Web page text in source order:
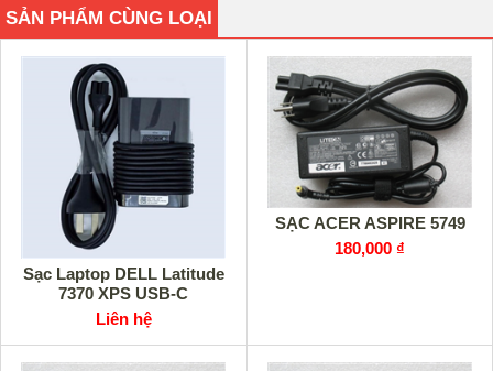
SẢN PHẨM CÙNG LOẠI
Sạc Laptop DELL Latitude
7370 XPS USB-C
Liên hệ
SẠC ACER ASPIRE 5749
180,000 ₫